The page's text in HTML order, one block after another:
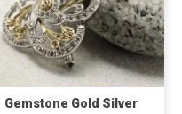
Gemstone Gold Silver